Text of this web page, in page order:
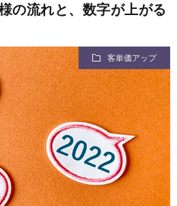
の流れと、数字が上がる
客単価アップ